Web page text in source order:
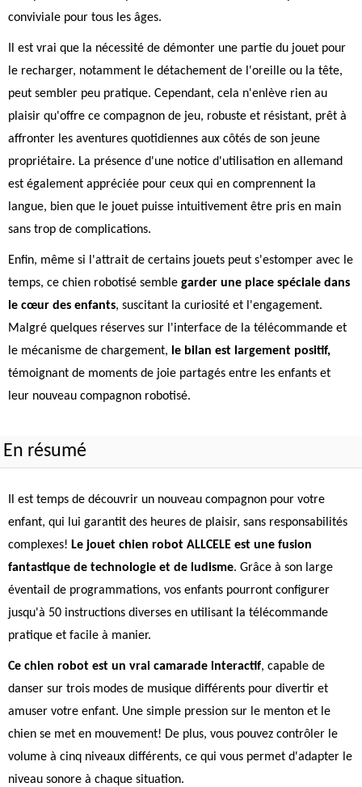
conviviale pour tous les âges.
Il est vrai que la nécessité de démonter une partie du jouet pour
le recharger, notamment le détachement de l'oreille ou la tête,
peut sembler peu pratique. Cependant, cela n'enlève rien au
plaisir qu'offre ce compagnon de jeu, robuste et résistant, prêt à
affronter les aventures quotidiennes aux côtés de son jeune
propriétaire. La présence d'une notice d'utilisation en allemand
est également appréciée pour ceux qui en comprennent la
langue, bien que le jouet puisse intuitivement être pris en main
sans trop de complications.
Enfin, même si l'attrait de certains jouets peut s'estomper avec le
temps, ce chien robotisé semble garder une place spéciale dans
le cœur des enfants, suscitant la curiosité et l'engagement.
Malgré quelques réserves sur l'interface de la télécommande et
le mécanisme de chargement, le bilan est largement positif,
témoignant de moments de joie partagés entre les enfants et
leur nouveau compagnon robotisé.
En résumé
Il est temps de découvrir un nouveau compagnon pour votre
enfant, qui lui garantit des heures de plaisir, sans responsabilités
complexes! Le jouet chien robot ALLCELE est une fusion
fantastique de technologie et de ludisme. Grâce à son large
éventail de programmations, vos enfants pourront configurer
jusqu'à 50 instructions diverses en utilisant la télécommande
pratique et facile à manier.
Ce chien robot est un vrai camarade interactif, capable de
danser sur trois modes de musique différents pour divertir et
amuser votre enfant. Une simple pression sur le menton et le
chien se met en mouvement! De plus, vous pouvez contrôler le
volume à cinq niveaux différents, ce qui vous permet d'adapter le
niveau sonore à chaque situation.